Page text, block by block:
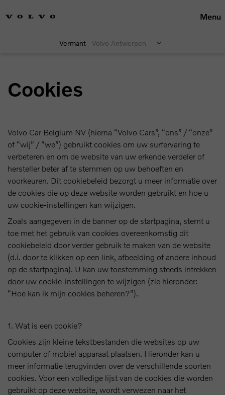
Menu
Vermant Volvo Antwerpen
Cookies
Volvo Car Belgium NV (hierna “Volvo Cars”, “ons” / “onze”
of “wij” / “we”) gebruikt cookies om uw surfervaring te
verbeteren en om de website van uw erkende verdeler of
hersteller beter af te stemmen op uw behoeften en
voorkeuren. Dit cookiebeleid bezorgt u meer informatie over
de cookies die op deze website worden gebruikt en hoe u
uw cookie-instellingen kan wijzigen.
Zoals aangegeven in de banner op de startpagina, stemt u
toe met het gebruik van cookies overeenkomstig dit
cookiebeleid door verder gebruik te maken van de website
(d.i. door te klikken op een link, afbeelding of andere inhoud
op de startpagina). U kan uw toestemming steeds intrekken
door uw cookie-instellingen te wijzigen (zie hieronder:
“Hoe kan ik mijn cookies beheren?”).
1. Wat is een cookie?
Cookies zijn kleine tekstbestanden die websites op uw
computer of mobiel apparaat plaatsen. Hieronder kan u
meer informatie terugvinden over de verschillende soorten
cookies. Voor een volledige lijst van de cookies die worden
gebruikt op deze website, wordt verwezen naar het